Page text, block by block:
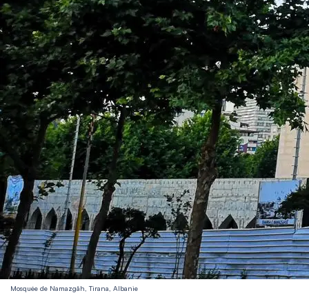
Mosquée de Namazgâh, Tirana, Albanie